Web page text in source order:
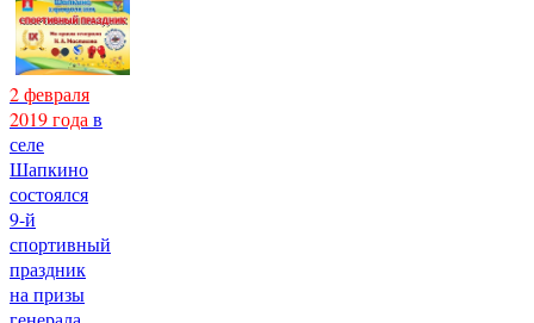
2 февраля
2019 года в
селе
Шапкино
состоялся
9-й
спортивный
праздник
на призы